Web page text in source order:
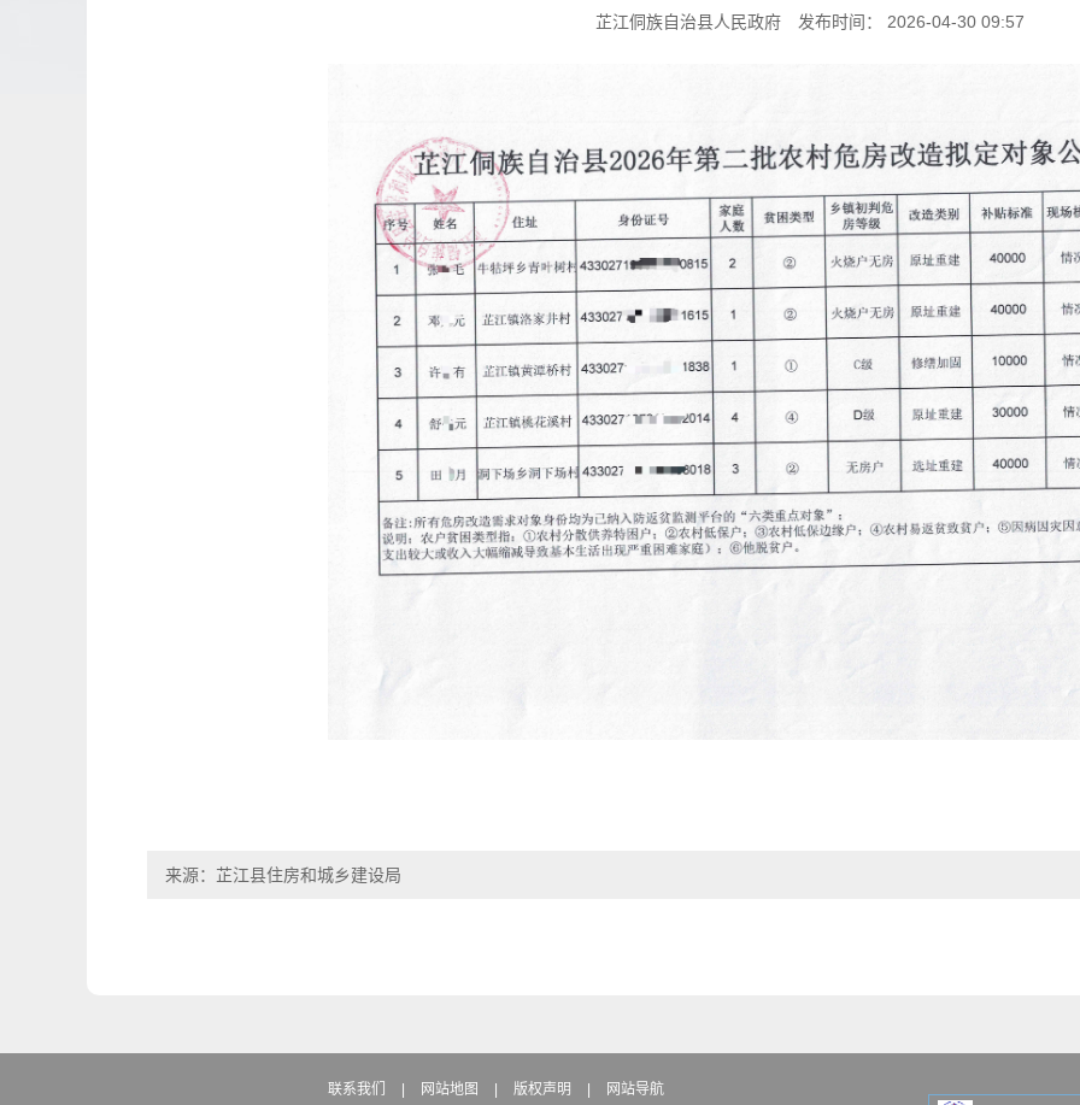
芷江侗族自治县人民政府 发布时间： 2026-04-30 09:57
来源：芷江县住房和城乡建设局
联系我们 网站地图 版权声明 网站导航